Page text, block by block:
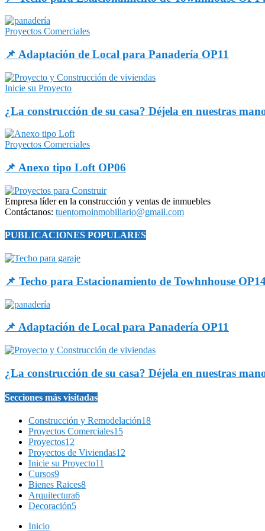
Proyectos Comerciales
📌 Adaptación de Local para Panadería OP11
Inicie su Proyecto
¿La construcción de su casa? Déjela en nuestras
Proyectos Comerciales
📌 Anexo tipo Loft OP06
Empresa líder en la construcción y ventas de inmuebles
Contáctanos: tuentornoinmobiliario@gmail.com
PUBLICACIONES POPULARES
📌 Techo para Estacionamiento de Towhnhouse
📌 Adaptación de Local para Panadería OP11
¿La construcción de su casa? Déjela en nuestras
Secciones más visitadas
Construcción y Remodelación18
Proyectos Comerciales15
Proyectos12
Proyectos de Viviendas12
Inicie su Proyecto11
Cursos9
Bienes Raices8
Arquitectura6
Decoración5
Inicio